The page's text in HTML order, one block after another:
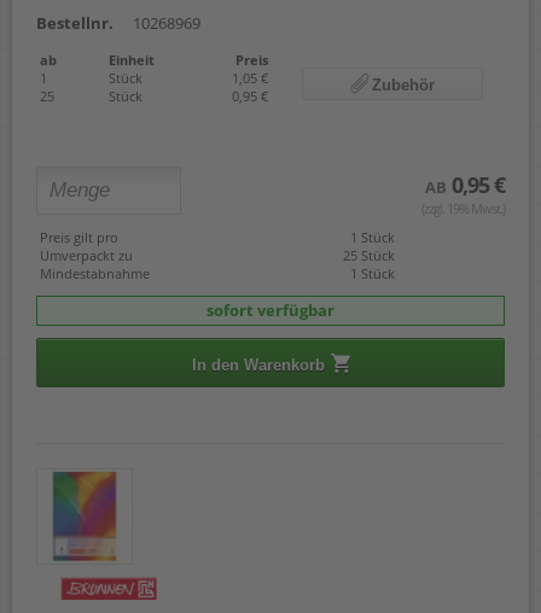
Bestellnr.
10268969
ab Einheit
Preis
1
Stück
1,05 €
25
Stück 0,95 €
Zubehör
AB 0,95 €
(zzgl. 19% Mwst.)
Preis gilt pro
1 Stück
Umverpackt zu
25 Stück
Mindestabnahme
1 Stück
sofort verfügbar
In den Warenkorb